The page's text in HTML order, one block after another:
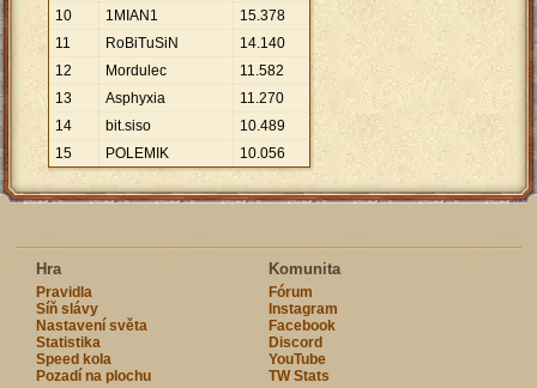
10
1MIAN1 15.378
11
RoBiTuSiN 14.140
12
Mordulec 11.582
13
Asphyxia 11.270
14
bit.siso 10.489
15
POLEMIK 10.056
Hra
Pravidla
Síň slávy
Nastavení světa
Statistika
Speed kola
Pozadí na plochu
Komunita
Fórum
Instagram
Facebook
Discord
YouTube
TW Stats